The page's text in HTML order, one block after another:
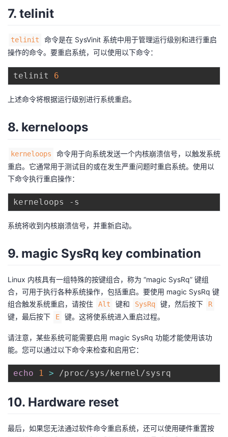
7. telinit
telinit
命令是在 SysVinit 系统中用于管理运行级别和进行重启
操作的命令。要重启系统，可以使用以下命令：
telinit 6
上述命令将根据运行级别进行系统重启。
8. kerneloops
kerneloops
命令用于向系统发送一个内核崩溃信号，以触发系统
重启。它通常用于测试目的或在发生严重问题时重启系统。使用以
下命令执行重启操作：
系统将收到内核崩溃信号，并重新启动。
9. magic SysRq key combination
Linux 内核具有一组特殊的按键组合，称为 “magic SysRq” 键组
合，可用于执行各种系统操作，包括重启。要使用 magic SysRq 键
组合触发系统重启，请按住
Alt 键和 SysRq 键，然后按下 R
键，最后按下 E 键。这将使系统进入重启过程。
请注意，某些系统可能需要启用 magic SysRq 功能才能使用该功
能。您可以通过以下命令来检查和启用它：
echo 1 >
10. Hardware reset
最后，如果您无法通过软件命令重启系统，还可以使用硬件重置按